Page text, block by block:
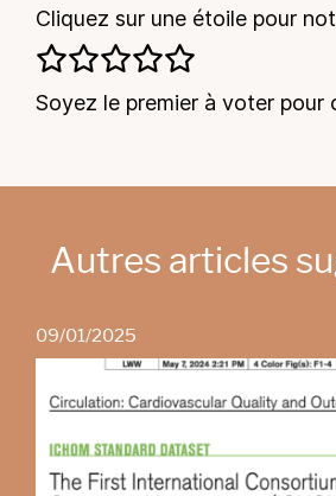
Cliquez sur une étoile pour
Soyez le premier à voter pour
Autres articles
09/01/2025